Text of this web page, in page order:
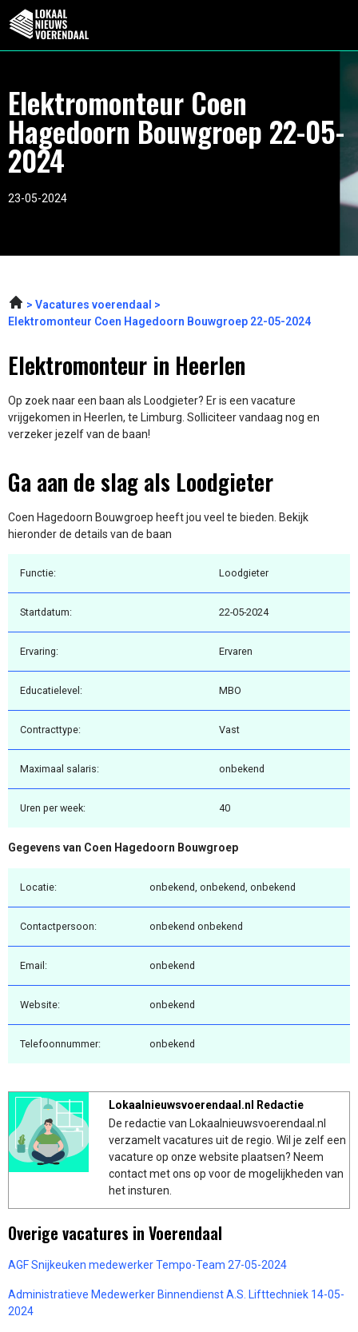
Elektromonteur Coen
Hagedoorn Bouwgroep 22-05-
2024
23-05-2024
Vacatures voerendaal
Elektromonteur Coen Hagedoorn Bouwgroep 22-05-2024
Elektromonteur in Heerlen
Op zoek naar een baan als Loodgieter? Er is een vacature
vrijgekomen in Heerlen, te Limburg. Solliciteer vandaag nog en
verzeker jezelf van de baan!
Ga aan de slag als Loodgieter
Coen Hagedoorn Bouwgroep heeft jou veel te bieden. Bekijk
hieronder de details van de baan
Functie: Loodgieter
Startdatum: 22-05-2024
Ervaring: Ervaren
Educatielevel: MBO
Contracttype: Vast
Maximaal salaris: onbekend
Uren per week: 40
Gegevens van Coen Hagedoorn Bouwgroep
Locatie: onbekend, onbekend, onbekend
Contactpersoon: onbekend onbekend
Email: onbekend
Website: onbekend
Telefoonnummer: onbekend
Lokaalnieuwsvoerendaal.nl Redactie
De redactie van Lokaalnieuwsvoerendaal.nl
verzamelt vacatures uit de regio. Wil je zelf een
vacature op onze website plaatsen? Neem
contact met ons op voor de mogelijkheden van
het insturen.
Overige vacatures in Voerendaal
AGF Snijkeuken medewerker Tempo-Team 27-05-2024
Administratieve Medewerker Binnendienst A.S. Lifttechniek 14-05-
2024